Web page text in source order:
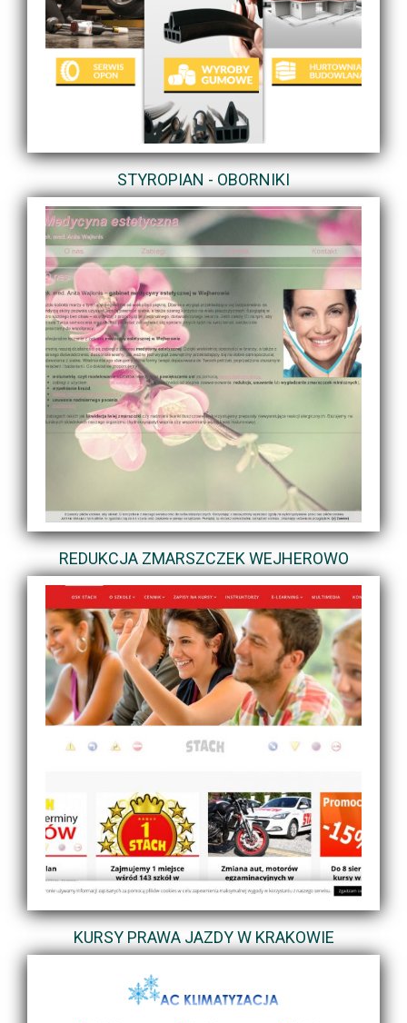
STYROPIAN - OBORNIKI
REDUKCJA ZMARSZCZEK WEJHEROWO
KURSY PRAWA JAZDY W KRAKOWIE